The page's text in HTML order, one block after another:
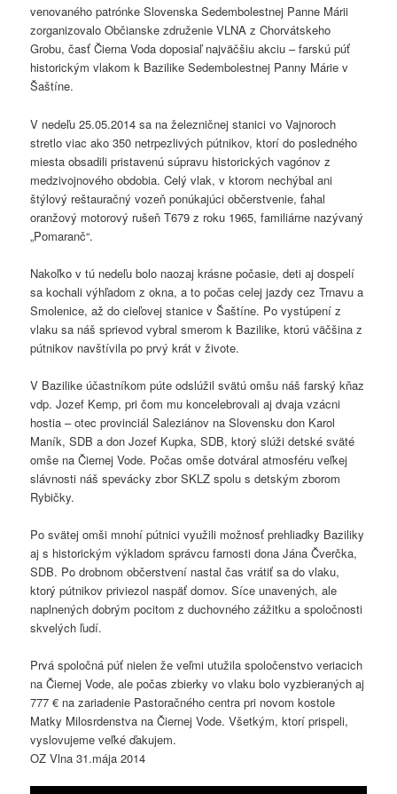
venovaného patrónke Slovenska Sedembolestnej Panne Márii
zorganizovalo Občianske združenie VLNA z Chorvátskeho
Grobu, časť Čierna Voda doposiaľ najväčšiu akciu – farskú púť
historickým vlakom k Bazilike Sedembolestnej Panny Márie v
Šaštíne.
V nedeľu 25.05.2014 sa na železničnej stanici vo Vajnoroch
stretlo viac ako 350 netrpezlivých pútnikov, ktorí do posledného
miesta obsadili pristavenú súpravu historických vagónov z
medzivojnového obdobia. Celý vlak, v ktorom nechýbal ani
štýlový reštauračný vozeň ponúkajúci občerstvenie, ťahal
oranžový motorový rušeň T679 z roku 1965, familiárne nazývaný
„Pomaranč“.
Nakoľko v tú nedeľu bolo naozaj krásne počasie, deti aj dospelí
sa kochali výhľadom z okna, a to počas celej jazdy cez Trnavu a
Smolenice, až do cieľovej stanice v Šaštíne. Po vystúpení z
vlaku sa náš sprievod vybral smerom k Bazilike, ktorú väčšina z
pútnikov navštívila po prvý krát v živote.
V Bazilike účastníkom púte odslúžil svätú omšu náš farský kňaz
vdp. Jozef Kemp, pri čom mu koncelebrovali aj dvaja vzácni
hostia – otec provinciál Saleziánov na Slovensku don Karol
Maník, SDB a don Jozef Kupka, SDB, ktorý slúži detské sväté
omše na Čiernej Vode. Počas omše dotváral atmosféru veľkej
slávnosti náš spevácky zbor SKLZ spolu s detským zborom
Rybičky.
Po svätej omši mnohí pútnici využili možnosť prehliadky Baziliky
aj s historickým výkladom správcu farnosti dona Jána Čverčka,
SDB. Po drobnom občerstvení nastal čas vrátiť sa do vlaku,
ktorý pútnikov priviezol naspäť domov. Síce unavených, ale
naplnených dobrým pocitom z duchovného zážitku a spoločnosti
skvelých ľudí.
Prvá spoločná púť nielen že veľmi utužila spoločenstvo veriacich
na Čiernej Vode, ale počas zbierky vo vlaku bolo vyzbieraných aj
777 € na zariadenie Pastoračného centra pri novom kostole
Matky Milosrdenstva na Čiernej Vode. Všetkým, ktorí prispeli,
vyslovujeme veľké ďakujem.
OZ Vlna 31.mája 2014